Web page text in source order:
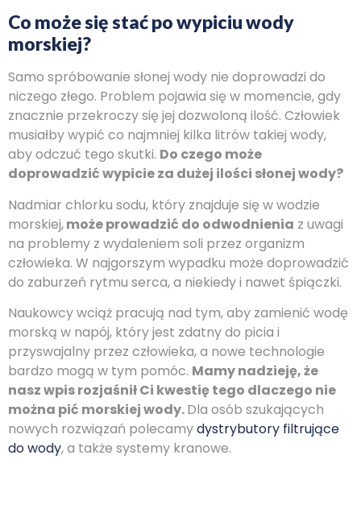
Co może się stać po wypiciu wody
morskiej?
Samo spróbowanie słonej wody nie doprowadzi do
niczego złego. Problem pojawia się w momencie, gdy
znacznie przekroczy się jej dozwoloną ilość. Człowiek
musiałby wypić co najmniej kilka litrów takiej wody,
aby odczuć tego skutki. Do czego może
doprowadzić wypicie za dużej ilości słonej wody?
Nadmiar chlorku sodu, który znajduje się w wodzie
morskiej,może prowadzić do odwodnienia z uwagi
na problemy z wydaleniem soli przez organizm
człowieka. W najgorszym wypadku może doprowadzić
do zaburzeń rytmu serca, a niekiedy i nawet śpiączki.
Naukowcy wciąż pracują nad tym, aby zamienić wodę
morską w napój, który jest zdatny do picia i
przyswajalny przez człowieka, a nowe technologie
bardzo mogą w tym pomóc. Mamy nadzieję, że
nasz wpis rozjaśnił Ci kwestię tego dlaczego nie
można pić morskiej wody.Dla osób szukających
nowych rozwiązań polecamydystrybutory filtrujące
do wody, a także systemy kranowe.